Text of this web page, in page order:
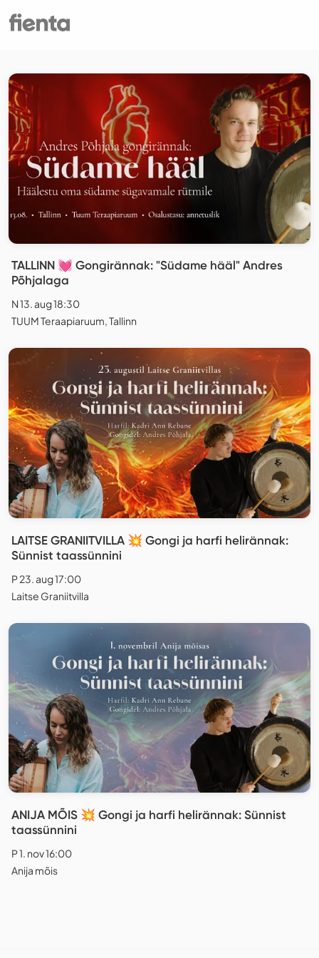
TALLINN 💓 Gongirännak: "Südame hääl" Andres
Põhjalaga
N 13. aug 18:30
TUUM Teraapiaruum, Tallinn
LAITSE GRANIITVILLA 💥 Gongi ja harfi helirännak:
Sünnist taassünnini
P 23. aug 17:00
Laitse Graniitvilla
ANIJA MÕIS 💥 Gongi ja harfi helirännak: Sünnist
taassünnini
P 1. nov 16:00
Anija mõis